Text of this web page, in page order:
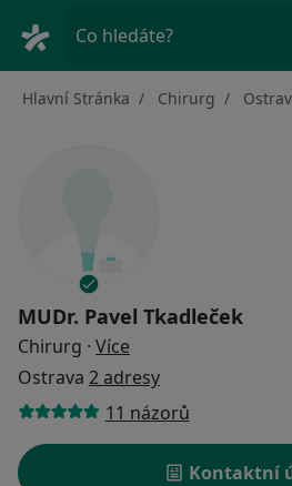
Co hledáte?
Hlavní Stránka Chirurg
MUDr. Pavel Tkadleček
Chirurg · Více
Ostrava 2 adresy
11 názorů
Kontaktní